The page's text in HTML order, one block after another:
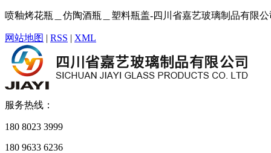
喷釉烤花瓶＿仿陶酒瓶＿塑料瓶盖-四川省嘉艺玻璃制品有限
网站地图 | RSS | XML
服务热线：
180 8023 3999
180 9633 6236